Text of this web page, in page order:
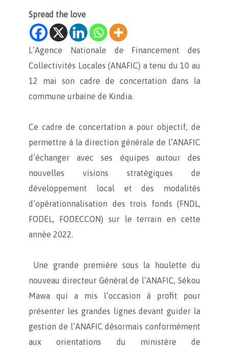
Spread the love
L’Agence Nationale de Financement des
Collectivités Locales (ANAFIC) a tenu du 10 au
12 mai son cadre de concertation dans la
commune urbaine de Kindia.
Ce cadre de concertation a pour objectif, de
permettre à la direction générale de l’ANAFIC
d’échanger avec ses équipes autour des
nouvelles visions stratégiques de
développement local et des modalités
d’opérationnalisation des trois fonds (FNDL,
FODEL, FODECCON) sur le terrain en cette
année 2022.
Une grande première sous la houlette du
nouveau directeur Général de l’ANAFIC, Sékou
Mawa qui a mis l’occasion à profit pour
présenter les grandes lignes devant guider la
gestion de l’ANAFIC désormais conformément
aux orientations du ministère de